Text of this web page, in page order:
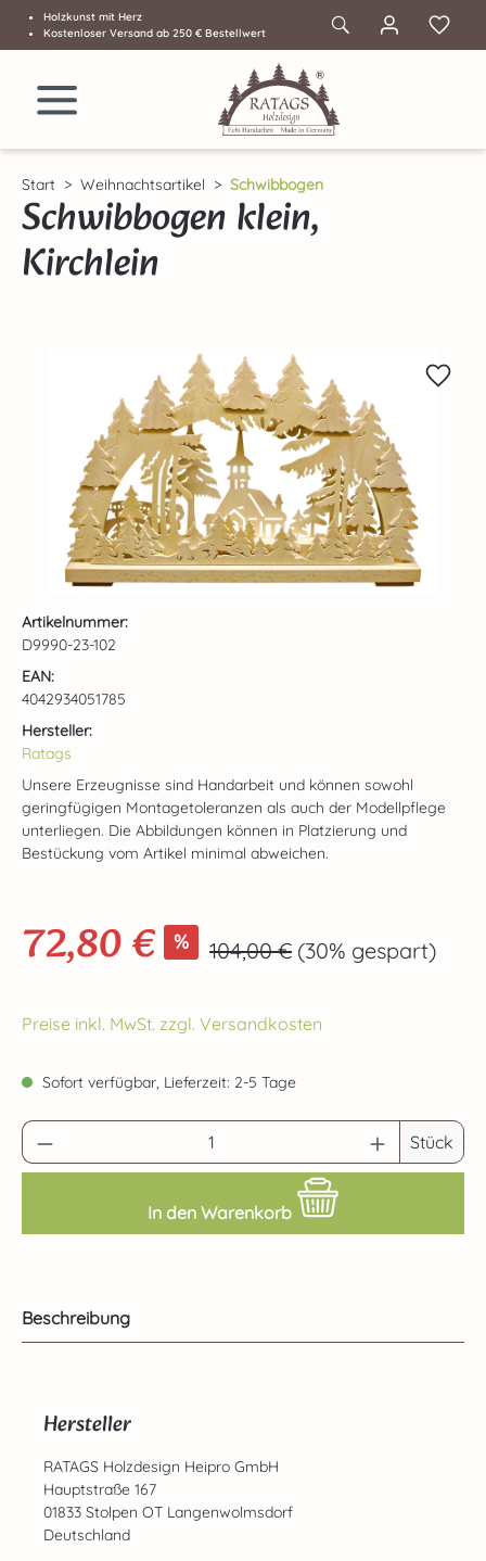
Zum Hauptinhalt springen
Holzkunst mit Herz
Kostenloser Versand ab 250 € Bestellwert
Start Weihnachtsartikel Schwibbogen
Schwibbogen klein,
Kirchlein
Bildergalerie überspringen
Artikelnummer:
D9990-23-102
EAN:
4042934051785
Hersteller:
Ratags
Unsere Erzeugnisse sind Handarbeit und können sowohl
geringfügigen Montagetoleranzen als auch der Modellpflege
unterliegen. Die Abbildungen können in Platzierung und
Bestückung vom Artikel minimal abweichen.
Verkaufspreis:
72,80 € % Regulärer Preis:
104,00 € (30% gespart)
Preise inkl. MwSt. zzgl. Versandkosten
Sofort verfügbar, Lieferzeit: 2-5 Tage
Produkt Anzahl: Gib den gewünschtenStück
In den Warenkorb
Beschreibung
Hersteller
RATAGS Holzdesign Heipro GmbH
Hauptstraße 167
01833 Stolpen OT Langenwolmsdorf
Deutschland